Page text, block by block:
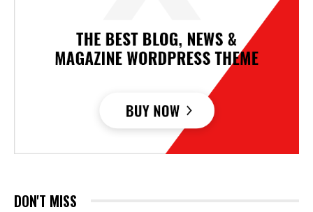
DON'T MISS